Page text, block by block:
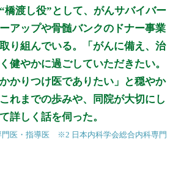
公式HPはこちら
橋渡し役”として、がんサバイバー
アップや骨髄バンクのドナー事業
り組んでいる。「がんに備え、治
健やかに過ごしていただきたい。
かりつけ医でありたい」と穏やか
れまでの歩みや、同院が大切にし
詳しく話を伺った。
医・指導医 ※2 日本内科学会総合内科専門